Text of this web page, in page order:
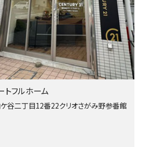
淵野辺駅
歩17分
り良好。 キッチンから…
3,680万円
4ＬＤＫ
橋本駅
トフルホーム
谷二丁目12番22クリオさがみ野参番館